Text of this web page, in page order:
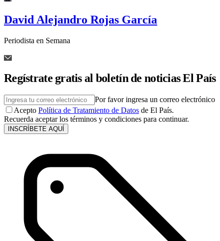
David Alejandro Rojas García
Periodista en Semana
Regístrate gratis al boletín de noticias El País
Por favor ingresa un correo electrónico
Acepto Política de Tratamiento de Datos de El País.
Recuerda aceptar los términos y condiciones para continuar.
INSCRÍBETE AQUÍ